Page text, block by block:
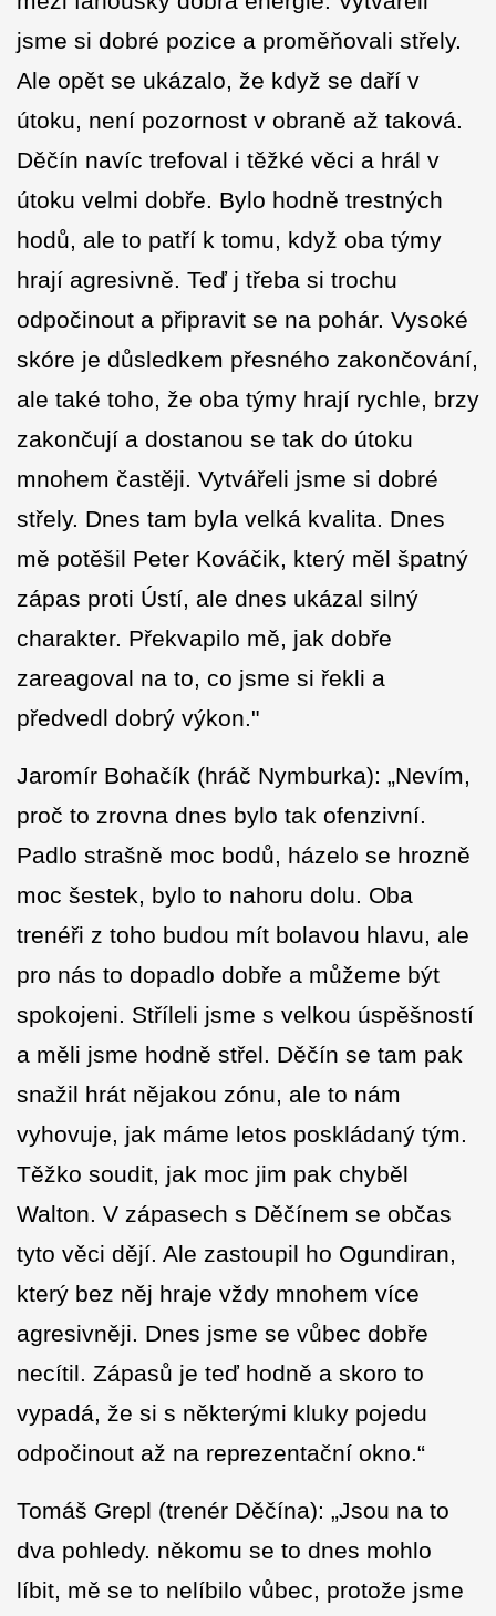
jsme si dobré pozice a proměňovali střely.
Ale opět se ukázalo, že když se daří v
útoku, není pozornost v obraně až taková.
Děčín navíc trefoval i těžké věci a hrál v
útoku velmi dobře. Bylo hodně trestných
hodů, ale to patří k tomu, když oba týmy
hrají agresivně. Teď j třeba si trochu
odpočinout a připravit se na pohár. Vysoké
skóre je důsledkem přesného zakončování,
ale také toho, že oba týmy hrají rychle, brzy
zakončují a dostanou se tak do útoku
mnohem častěji. Vytvářeli jsme si dobré
střely. Dnes tam byla velká kvalita. Dnes
mě potěšil Peter Kováčik, který měl špatný
zápas proti Ústí, ale dnes ukázal silný
charakter. Překvapilo mě, jak dobře
zareagoval na to, co jsme si řekli a
předvedl dobrý výkon."
Jaromír Bohačík (hráč Nymburka): „Nevím,
proč to zrovna dnes bylo tak ofenzivní.
Padlo strašně moc bodů, házelo se hrozně
moc šestek, bylo to nahoru dolu. Oba
trenéři z toho budou mít bolavou hlavu, ale
pro nás to dopadlo dobře a můžeme být
spokojeni. Stříleli jsme s velkou úspěšností
a měli jsme hodně střel. Děčín se tam pak
snažil hrát nějakou zónu, ale to nám
vyhovuje, jak máme letos poskládaný tým.
Těžko soudit, jak moc jim pak chyběl
Walton. V zápasech s Děčínem se občas
tyto věci dějí. Ale zastoupil ho Ogundiran,
který bez něj hraje vždy mnohem více
agresivněji. Dnes jsme se vůbec dobře
necítil. Zápasů je teď hodně a skoro to
vypadá, že si s některými kluky pojedu
odpočinout až na reprezentační okno.“
Tomáš Grepl (trenér Děčína): „Jsou na to
dva pohledy. někomu se to dnes mohlo
líbit, mě se to nelíbilo vůbec, protože jsme